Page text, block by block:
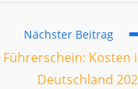
Nächster Beitrag
Kosten
Deutschland